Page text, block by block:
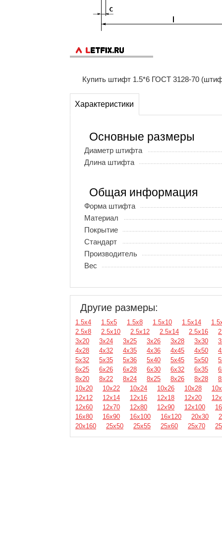
Купить штифт 1.5*6 ГОСТ 3128-70
Характеристики
Основные размеры
Диаметр штифта
Длина штифта
Общая информация
Форма штифта
Материал
Покрытие
Стандарт
Производитель
Вес
Другие размеры:
1.5х4 1.5х5 1.5х8 1.5х10 1.5х14
2.5х8
2.5х10 2.5х12 2.5х14 2.5х16
3х20
3х24 3х25 3х26 3х28 3х30
4х28
4х32 4х35 4х36 4х45 4х50
5х32
5х35 5х36 5х40 5х45 5х50
6х25
6х26 6х28 6х30 6х32 6х35
8х20
8х22 8х24 8х25 8х26 8х28
10х20
10х22 10х24 10х26 10х28
12х12
12х14 12х16 12х18 12х20
12х60
12х70 12х80 12х90 12х100
16х80
16х90 16х100 16х120 20х30
20х160
25х50 25х55 25х60 25х70